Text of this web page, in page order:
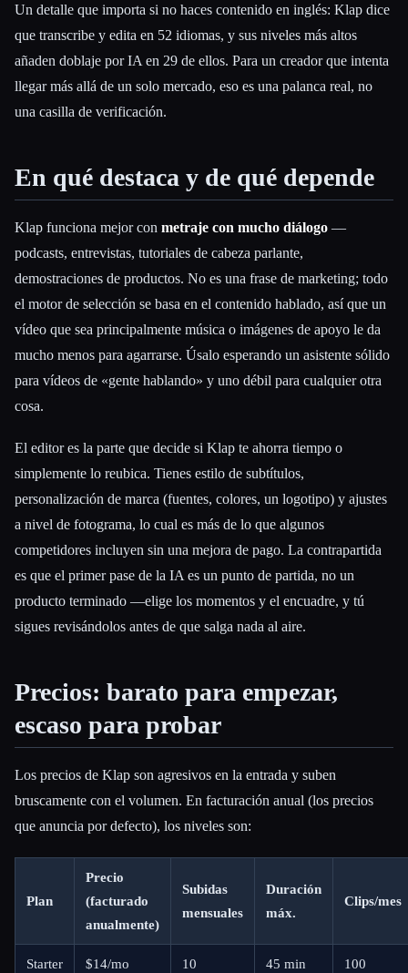
Un detalle que importa si no haces contenido en inglés: Klap dice
que transcribe y edita en 52 idiomas, y sus niveles más altos
añaden doblaje por IA en 29 de ellos. Para un creador que intenta
llegar más allá de un solo mercado, eso es una palanca real, no
una casilla de verificación.
En qué destaca y de qué depende
Klap funciona mejor con metraje con mucho diálogo —
podcasts, entrevistas, tutoriales de cabeza parlante,
demostraciones de productos. No es una frase de marketing; todo
el motor de selección se basa en el contenido hablado, así que un
vídeo que sea principalmente música o imágenes de apoyo le da
mucho menos para agarrarse. Úsalo esperando un asistente sólido
para vídeos de «gente hablando» y uno débil para cualquier otra
cosa.
El editor es la parte que decide si Klap te ahorra tiempo o
simplemente lo reubica. Tienes estilo de subtítulos,
personalización de marca (fuentes, colores, un logotipo) y ajustes
a nivel de fotograma, lo cual es más de lo que algunos
competidores incluyen sin una mejora de pago. La contrapartida
es que el primer pase de la IA es un punto de partida, no un
producto terminado —elige los momentos y el encuadre, y tú
sigues revisándolos antes de que salga nada al aire.
Precios: barato para empezar,
escaso para probar
Los precios de Klap son agresivos en la entrada y suben
bruscamente con el volumen. En facturación anual (los precios
que anuncia por defecto), los niveles son:
Plan
Precio
(facturado
anualmente)
Subidas
mensuales
Duración
máx.
Clips/mes
Starter $14/mo 10 45 min 100